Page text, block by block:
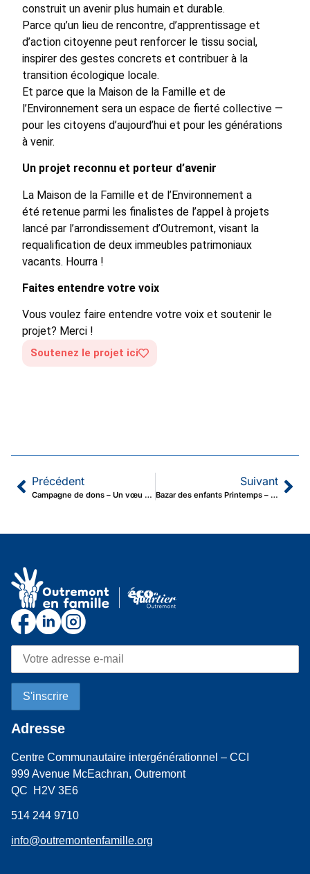
construit un avenir plus humain et durable.
Parce qu’un lieu de rencontre, d’apprentissage et
d’action citoyenne peut renforcer le tissu social,
inspirer des gestes concrets et contribuer à la
transition écologique locale.
Et parce que la Maison de la Famille et de
l’Environnement sera un espace de fierté collective —
pour les citoyens d’aujourd’hui et pour les générations
à venir.
Un projet reconnu et porteur d’avenir
La Maison de la Famille et de l’Environnement a
été retenue parmi les finalistes de l’appel à projets
lancé par l’arrondissement d’Outremont, visant la
requalification de deux immeubles patrimoniaux
vacants. Hourra !
Faites entendre votre voix
Vous voulez faire entendre votre voix et soutenir le
projet? Merci !
Soutenez le projet ici
Précédent
Campagne de dons – Un vœu pour ma communauté
Suivant
Bazar des enfants Printemps – 15 mars 2026
Adresse
Centre Communautaire intergénérationnel – CCI
999 Avenue McEachran, Outremont
QC H2V 3E6
514 244 9710
info@outremontenfamille.org